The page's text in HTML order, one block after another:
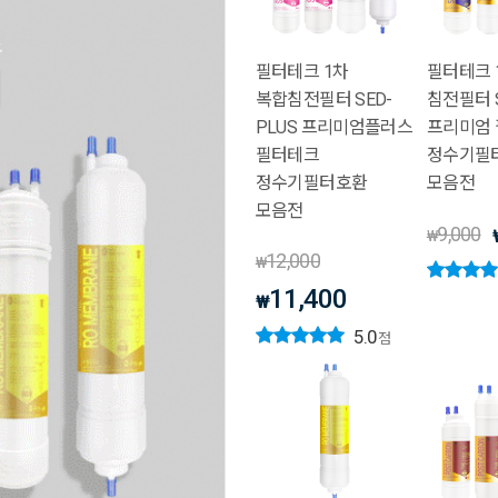
필터테크 1차
복합침전필터 SED-
PLUS 프리미엄플러스
필터테크
정수기필터호환
모음전
₩12,000
₩11,400
5.0점
필터테크
침전필터
프리미엄
정수기필
모음전
₩9,000